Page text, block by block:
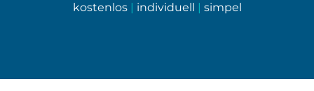
kostenlos individuell simpel